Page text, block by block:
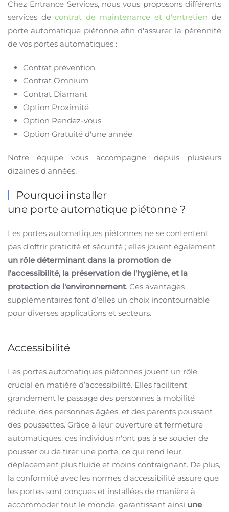
Chez Entrance Services, nous vous proposons différents
services decontrat de maintenance et d'entretien de
porte automatique piétonne afin d'assurer la pérennité
de vos portes automatiques :
Contrat prévention
Contrat Omnium
Contrat Diamant
Option Proximité
Option Rendez-vous
Option Gratuité d'une année
Notre équipe vous accompagne depuis plusieurs
dizaines d'années.
Pourquoi installer
une porte automatique piétonne ?
Les portes automatiques piétonnes ne se contentent
pas d’offrir praticité et sécurité ; elles jouent également
un rôle déterminant dans la promotion de
l'accessibilité, la préservation de l'hygiène, et la
protection de l'environnement. Ces avantages
supplémentaires font d’elles un choix incontournable
pour diverses applications et secteurs.
Accessibilité
Les portes automatiques piétonnes jouent un rôle
crucial en matière d’accessibilité. Elles facilitent
grandement le passage des personnes à mobilité
réduite, des personnes âgées, et des parents poussant
des poussettes. Grâce à leur ouverture et fermeture
automatiques, ces individus n'ont pas à se soucier de
pousser ou de tirer une porte, ce qui rend leur
déplacement plus fluide et moins contraignant. De plus,
la conformité avec les normes d'accessibilité assure que
les portes sont conçues et installées de manière à
accommoder tout le monde, garantissant ainsi une